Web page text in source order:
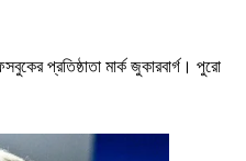
প্রতিষ্ঠাতা মার্ক জুকারবার্গ। পুরো